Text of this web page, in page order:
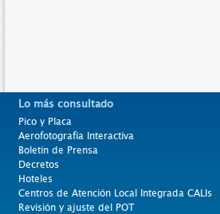
Lo más consultado
Pico y Placa
Aerofotografía Interactiva
Boletín de Prensa
Decretos
Hoteles
Centros de Atención Local Integrada CALIs
Revisión y ajuste del POT